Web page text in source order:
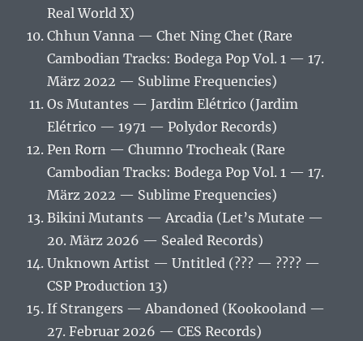
Real World X)
Chhun Vanna — Chet Ning Chet (Rare
Cambodian Tracks: Bodega Pop Vol. 1 — 17.
März 2022 — Sublime Frequencies)
Os Mutantes — Jardim Elétrico (Jardim
Elétrico — 1971 — Polydor Records)
Pen Rorn — Chumno Trocheak (Rare
Cambodian Tracks: Bodega Pop Vol. 1 — 17.
März 2022 — Sublime Frequencies)
Bikini Mutants — Arcadia (Let’s Mutate —
20. März 2026 — Sealed Records)
Unknown Artist — Untitled (??? — ???? —
CSP Production 13)
If Strangers — Abandoned (Kookooland —
27. Februar 2026 — CES Records)